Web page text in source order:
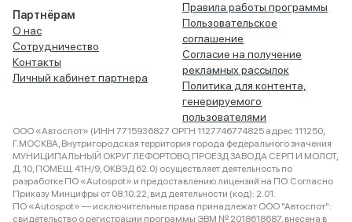
Партнёрам
О нас
Сотрудничество
Контакты
Личный кабинет партнера
Правила работы программы
Пользовательское
соглашение
Согласие на получение
рекламных рассылок
Политика для контента,
генерируемого
пользователями
ООО «Автоспот» (ИНН 7715936827 ОРГН 1127746774825 адрес 111250,
Г.МОСКВА, Внутригородская территория города федерального значения
МУНИЦИПАЛЬНЫЙ ОКРУГ ЛЕФОРТОВО, ПРОЕЗД ЗАВОДА СЕРП И МОЛОТ,
Д. 10, ПОМЕЩ. 41Н/9, ОКВЭД 62.0) осуществляет деятельность по
разработке ПО «Autospot» и предоставлению лицензий на ПО. Согласно
Приказу Минцифры от 08.10.22, вид деятельности (код): 2.01.
ПО «Autospot» — исключительные права принадлежат ООО "Автоспот":
свидетельство о регистрации программы ЭВМ № 2018618687, внесена в